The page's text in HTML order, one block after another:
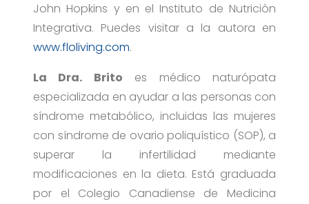
John Hopkins y en el Instituto de Nutrición
Integrativa. Puedes visitar a la autora en
www.floliving.com.
La Dra. Brito es médico naturópata
especializada en ayudar a las personas con
síndrome metabólico, incluidas las mujeres
con síndrome de ovario poliquístico (SOP), a
superar la infertilidad mediante
modificaciones en la dieta. Está graduada
por el Colegio Canadiense de Medicina